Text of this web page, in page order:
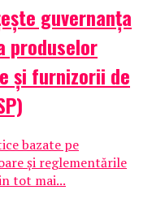
guvernanța
produselor
și furnizorii de
bazate pe
și reglementările
tot mai...